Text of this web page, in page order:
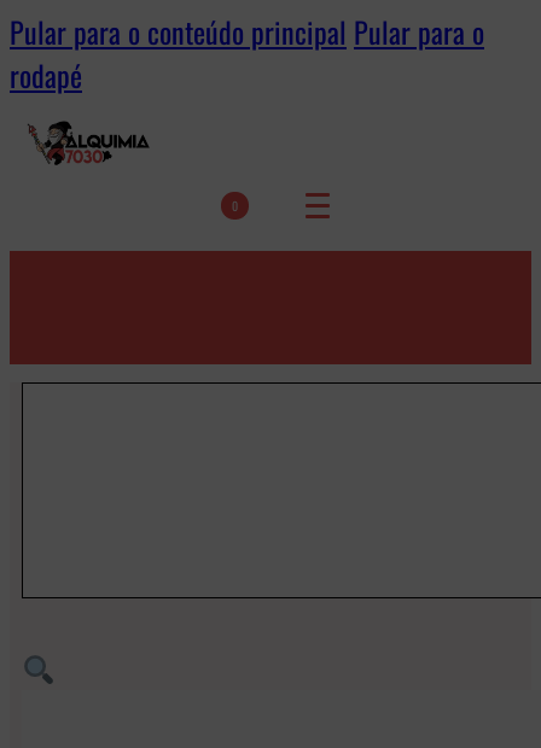
Pular para o conteúdo principal Pular para o
rodapé
0